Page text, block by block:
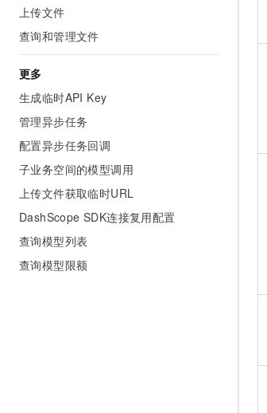
上传文件
查询和管理文件
更多
生成临时API Key
管理异步任务
配置异步任务回调
子业务空间的模型调用
上传文件获取临时URL
DashScope SDK连接复用配置
查询模型列表
查询模型限额